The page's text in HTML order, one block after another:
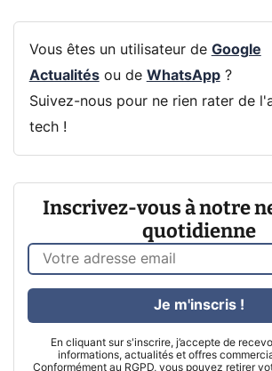
Vous êtes un utilisateur de Google
Actualitésou de WhatsApp?
Suivez-nous pour ne rien rater de
tech !
Inscrivez-vous à notre
quotidienne
En cliquant sur s'inscrire, j’accepte de
informations, actualités et offres
Conformément au RGPD, vous pouvez retirer
Je m'inscris !